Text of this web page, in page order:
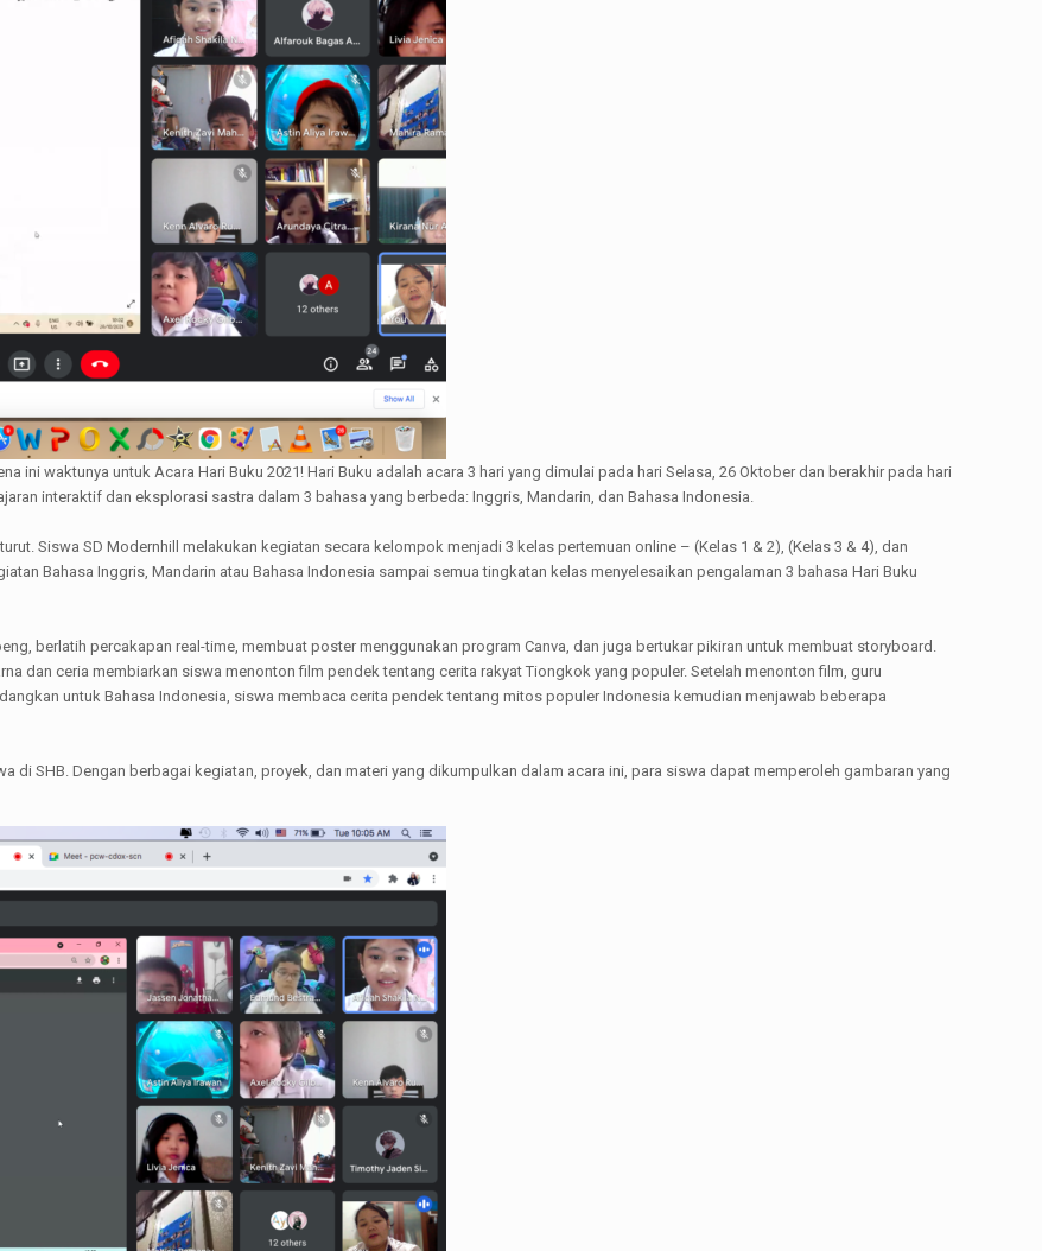
ini waktunya untuk Acara Hari Buku 2021! Hari Buku adalah acara 3 hari yang dimulai pada hari Selasa, 26 Oktober dan berakhir pada hari
interaktif dan eksplorasi sastra dalam 3 bahasa yang berbeda: Inggris, Mandarin, dan Bahasa Indonesia.
Siswa SD Modernhill melakukan kegiatan secara kelompok menjadi 3 kelas pertemuan online – (Kelas 1 & 2), (Kelas 3 & 4), dan
Bahasa Inggris, Mandarin atau Bahasa Indonesia sampai semua tingkatan kelas menyelesaikan pengalaman 3 bahasa Hari Buku
berlatih percakapan real-time, membuat poster menggunakan program Canva, dan juga bertukar pikiran untuk membuat storyboard.
dan ceria membiarkan siswa menonton film pendek tentang cerita rakyat Tiongkok yang populer. Setelah menonton film, guru
untuk Bahasa Indonesia, siswa membaca cerita pendek tentang mitos populer Indonesia kemudian menjawab beberapa
di SHB. Dengan berbagai kegiatan, proyek, dan materi yang dikumpulkan dalam acara ini, para siswa dapat memperoleh gambaran yang